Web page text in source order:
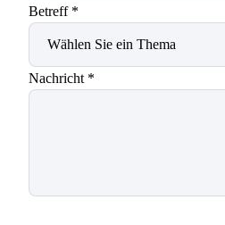
Betreff *
Nachricht *